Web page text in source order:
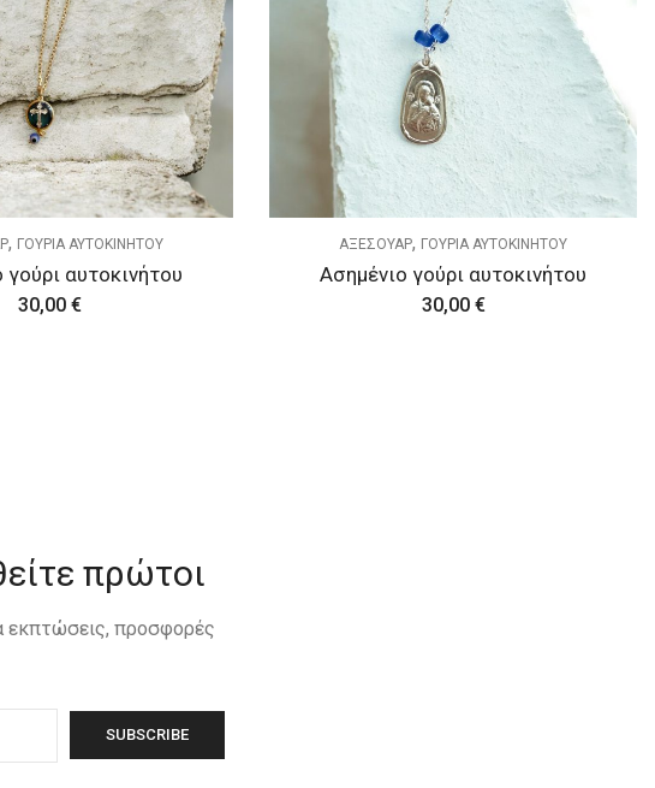
,ΓΟΥΡΙΑ ΑΥΤΟΚΙΝΗΤΟΥ
γούρι αυτοκινήτου
30,00€
ΑΞΕΣΟΥΑΡ ,ΓΟΥΡΙΑ ΑΥΤΟΚΙΝΗΤΟΥ
Ασημένιο γούρι αυτοκινήτου
30,00€
πρώτοι
εκπτώσεις, προσφορές